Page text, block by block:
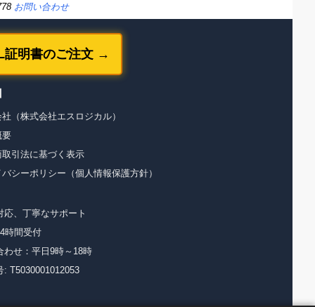
お問い合わせ
証明書のご注文 →
（株式会社エスロジカル）
要
取引法に基づく表示
シーポリシー（個人情報保護方針）
応、丁寧なサポート
時間受付
わせ：平日9時～18時
: T5030001012053